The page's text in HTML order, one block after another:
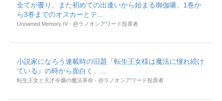
全てが覆り、また初めての出逢いから始まる御伽噺。1巻か
ら3巻までのオスカーとテ...
Unnamed Memory IV - @ラノオンアワード投票者
小説家になろう連載時の旧題『転生王女様は魔法に憧れ続け
ている』の時から面白く、...
転生王女と天才令嬢の魔法革命 - @ラノオンアワード投票者